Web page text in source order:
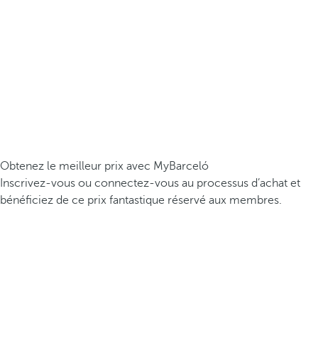
Obtenez le meilleur prix avec MyBarceló
Inscrivez-vous ou connectez-vous au processus d’achat et
bénéficiez de ce prix fantastique réservé aux membres.